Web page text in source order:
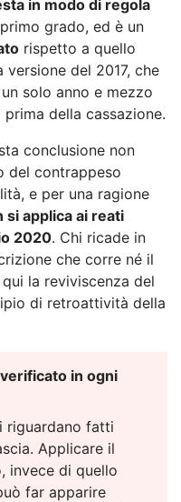
in modo di regola
grado, ed è un
rispetto a quello
del 2017, che
solo anno e mezzo
della cassazione.
conclusione non
del contrappeso
e per una ragione
si applica ai reati
2020. Chi ricade in
che corre né il
la reviviscenza del
di retroattività della
in ogni
riguardano fatti
Applicare il
invece di quello
far apparire